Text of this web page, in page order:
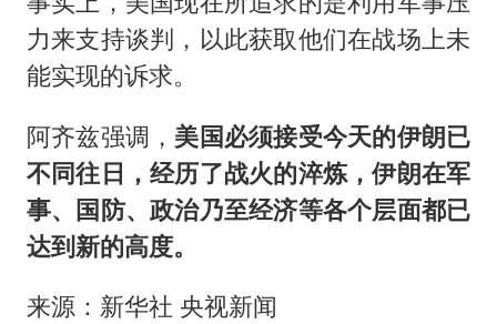
力来支持谈判，以此获取他们在战场上未
能实现的诉求。
阿齐兹强调， 美国必须接受今天的伊朗已
不同往日，经历了战火的淬炼，伊朗在军
事、国防、政治乃至经济等各个层面都已
达到新的高度。
来源：新华社 央视新闻